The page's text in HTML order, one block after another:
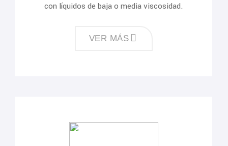
con líquidos de baja o media viscosidad.
VER MÁS